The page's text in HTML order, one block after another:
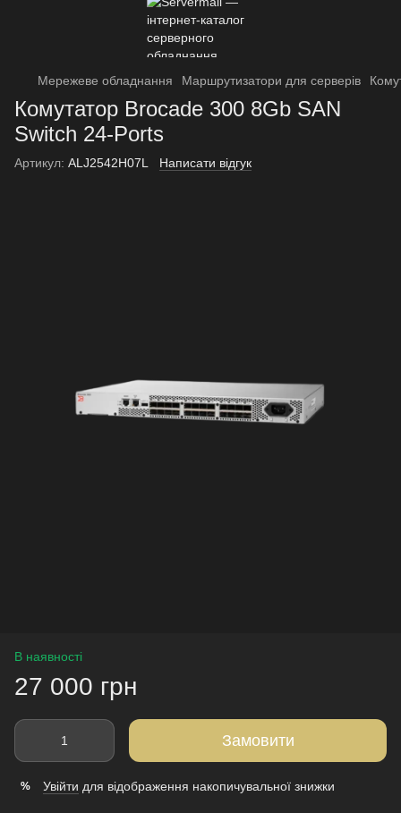
Мережеве обладнання Маршрутизатори для серверів
Комутатор Brocade 300 8Gb SAN
Switch 24-Ports
Артикул: ALJ2542H07L Написати відгук
В наявності
27 000 грн
Замовити
% Увійти для відображення накопичувальної знижки